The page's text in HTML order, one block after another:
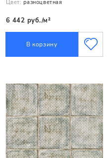
Цвет: разноцветная
6 442 руб./м²
В корзину